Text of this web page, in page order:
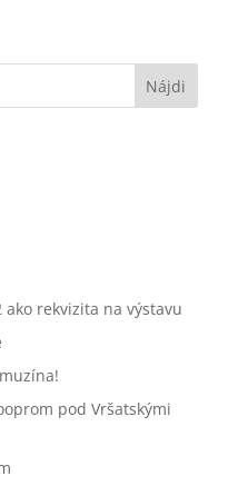
rekvizita na výstavu
pod Vršatskými